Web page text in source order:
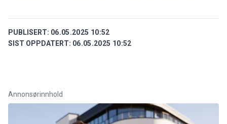
PUBLISERT: 06.05.2025 10:52
SIST OPPDATERT: 06.05.2025 10:52
Annonsørinnhold